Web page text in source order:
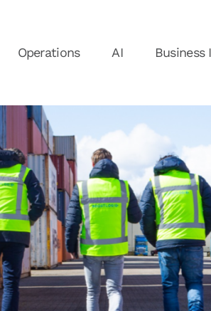
Nieuws
Over ons
Ons Team
Vacatures
Operations AI